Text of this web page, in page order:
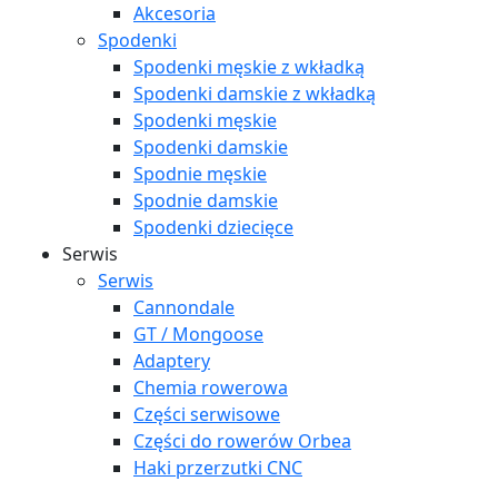
Akcesoria
Spodenki
Spodenki męskie z wkładką
Spodenki damskie z wkładką
Spodenki męskie
Spodenki damskie
Spodnie męskie
Spodnie damskie
Spodenki dziecięce
Serwis
Serwis
Cannondale
GT / Mongoose
Adaptery
Chemia rowerowa
Części serwisowe
Części do rowerów Orbea
Haki przerzutki CNC